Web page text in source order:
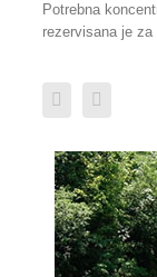
Potrebna
rezervisana je